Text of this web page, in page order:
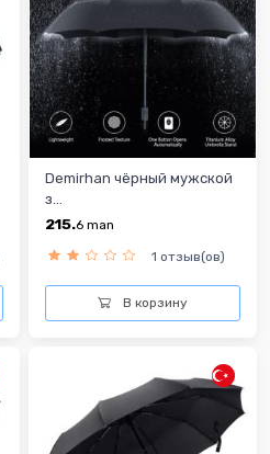
Demirhan чёрный мужской
з...
215.6 man
1 отзыв(ов)
В корзину